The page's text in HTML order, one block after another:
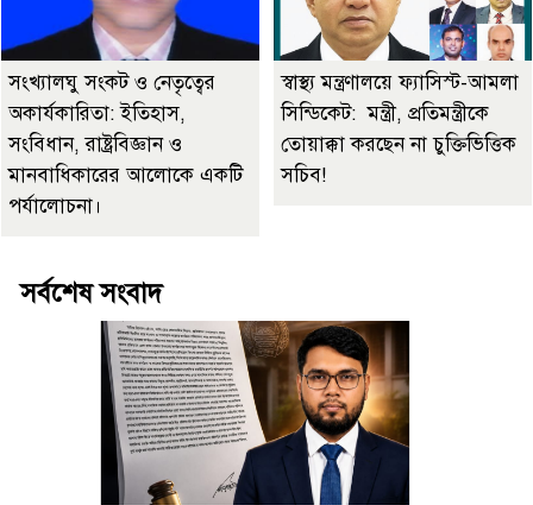
সংখ্যালঘু সংকট ও নেতৃত্বের
অকার্যকারিতা: ইতিহাস,
সংবিধান, রাষ্ট্রবিজ্ঞান ও
মানবাধিকারের আলোকে একটি
পর্যালোচনা।
স্বাস্থ্য মন্ত্রণালয়ে ফ্যাসিস্ট-আমলা
সিন্ডিকেট: মন্ত্রী, প্রতিমন্ত্রীকে
তোয়াক্কা করছেন না চুক্তিভিত্তিক
সচিব!
সর্বশেষ সংবাদ